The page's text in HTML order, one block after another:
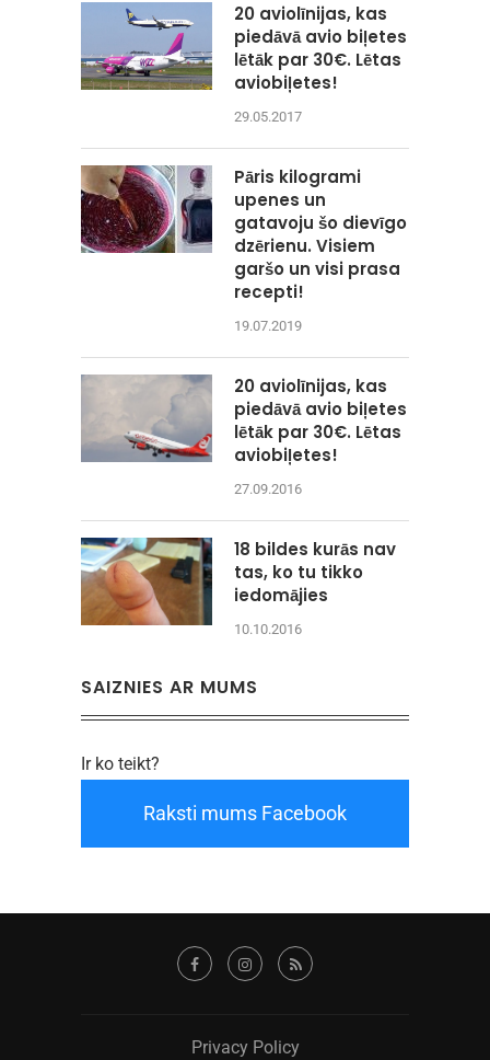
20 aviolīnijas, kas
piedāvā avio biļetes
lētāk par 30€. Lētas
aviobiļetes!
29.05.2017
Pāris kilogrami
upenes un
gatavoju šo dievīgo
dzērienu. Visiem
garšo un visi prasa
recepti!
19.07.2019
20 aviolīnijas, kas
piedāvā avio biļetes
lētāk par 30€. Lētas
aviobiļetes!
27.09.2016
18 bildes kurās nav
tas, ko tu tikko
iedomājies
10.10.2016
SAIZNIES AR MUMS
Ir ko teikt?
Raksti mums Facebook
Privacy Policy